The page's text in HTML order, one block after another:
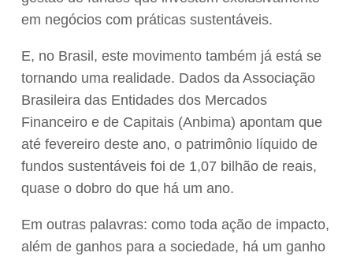
em negócios com práticas sustentáveis.
E, no Brasil, este movimento também já está se
tornando uma realidade. Dados da Associação
Brasileira das Entidades dos Mercados
Financeiro e de Capitais (Anbima) apontam que
até fevereiro deste ano, o patrimônio líquido de
fundos sustentáveis foi de 1,07 bilhão de reais,
quase o dobro do que há um ano.
Em outras palavras: como toda ação de impacto,
além de ganhos para a sociedade, há um ganho